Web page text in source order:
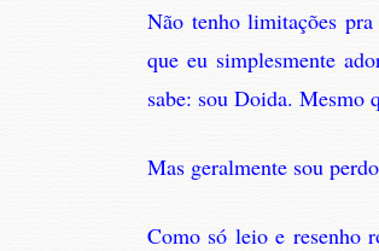
Não tenho limitações
que eu simplesmente
sabe: sou Doida. Mesmo
Mas geralmente sou
Como só leio e resenho